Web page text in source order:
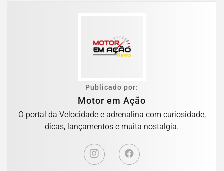
Publicado por:
Motor em Ação
O portal da Velocidade e adrenalina com curiosidade,
dicas, lançamentos e muita nostalgia.